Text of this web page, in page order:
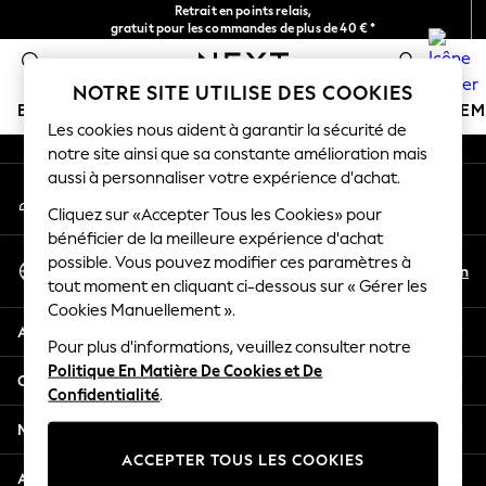
Retrait en points relais,
gratuit pour les commandes de plus de 40 € *
Livraison en 2-3 jours ouvrés*
BOUTIQUE VACANCES
HOLIDAY SHOP
Women's Holiday Shop
All Swimwear
All Beachwear
Bags & Accessories
Beach Dresses & Kaftans
Dresses
Flip Flops
Sliders
Jumpsuits & Playsuits
Linen Collection
Sandals
An error occurred on client
Nos réseaux sociaux
Mon compte
Connexion à votre compte
Sélectionnez Votre Langue
Français
En
Aide
Confidentialité et mentions légales
Ministères
Autres services
NOTRE SITE UTILISE DES COOKIES
Les cookies nous aident à garantir la sécurité de
notre site ainsi que sa constante amélioration mais
aussi à personnaliser votre expérience d'achat.
Cliquez sur «Accepter Tous les Cookies» pour
bénéficier de la meilleure expérience d'achat
possible. Vous pouvez modifier ces paramètres à
tout moment en cliquant ci-dessous sur « Gérer les
Cookies Manuellement ».
Pour plus d'informations, veuillez consulter notre
Politique En Matière De Cookies et De
Confidentialité.
ACCEPTER TOUS LES COOKIES